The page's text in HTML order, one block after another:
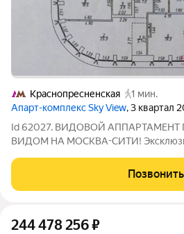
Краснопресненская
1 мин.
Апарт-комплекс Sky View, 3 квартал
Id 62027. ВИДОВОЙ
ВИДОМ НА МОСКВА-СИТИ!
View» Ключевое преимущество:
Позвонить
244 478 256₽